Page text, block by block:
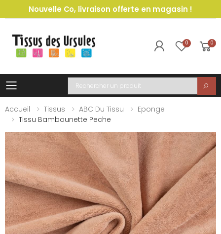
Nouvelle Co, livraison offerte en magasin !
0 0
Toggle mobile menu
Recherche
Accueil
Tissus ABC Du Tissu
Eponge
Tissu Bambounette Peche